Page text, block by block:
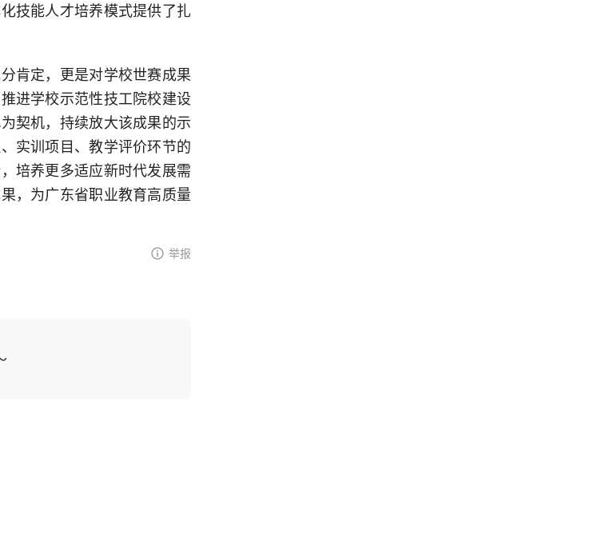
技能人才培养模式提供了扎
肯定，更是对学校世赛成果
进学校示范性技工院校建设
契机，持续放大该成果的示
实训项目、教学评价环节的
培养更多适应新时代发展需
，为广东省职业教育高质量
举报